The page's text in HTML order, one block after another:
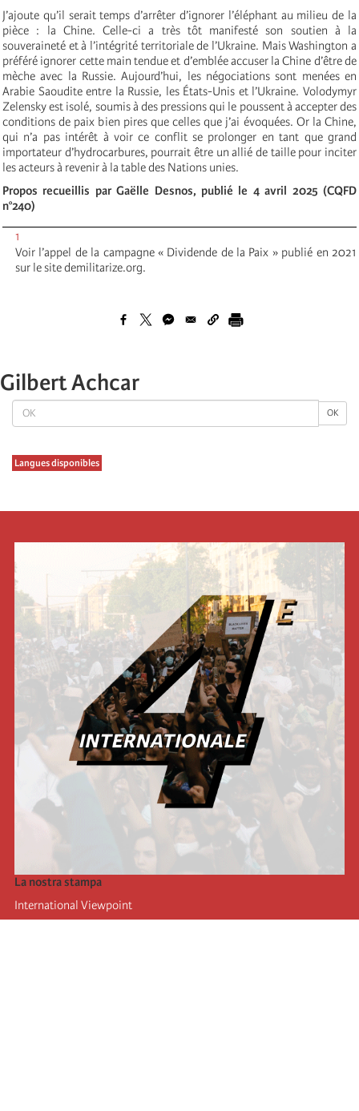
OK OK
Langues disponibles
J’ajoute qu’il serait temps d’arrêter d’ignorer l’éléphant au milieu de la
pièce : la Chine. Celle-ci a très tôt manifesté son soutien à la
souveraineté et à l’intégrité territoriale de l’Ukraine. Mais Washington a
préféré ignorer cette main tendue et d’emblée accuser la Chine d’être de
mèche avec la Russie. Aujourd’hui, les négociations sont menées en
Arabie Saoudite entre la Russie, les États-Unis et l’Ukraine. Volodymyr
Zelensky est isolé, soumis à des pressions qui le poussent à accepter des
conditions de paix bien pires que celles que j’ai évoquées. Or la Chine,
qui n’a pas intérêt à voir ce conflit se prolonger en tant que grand
importateur d’hydrocarbures, pourrait être un allié de taille pour inciter
les acteurs à revenir à la table des Nations unies.
Propos recueillis par Gaëlle Desnos, publié le 4 avril 2025 (CQFD
n°240)
1
Voir l’appel de la campagne « Dividende de la Paix » publié en 2021
sur le site demilitarize.org.
Gilbert Achcar
La nostra stampa
International Viewpoint